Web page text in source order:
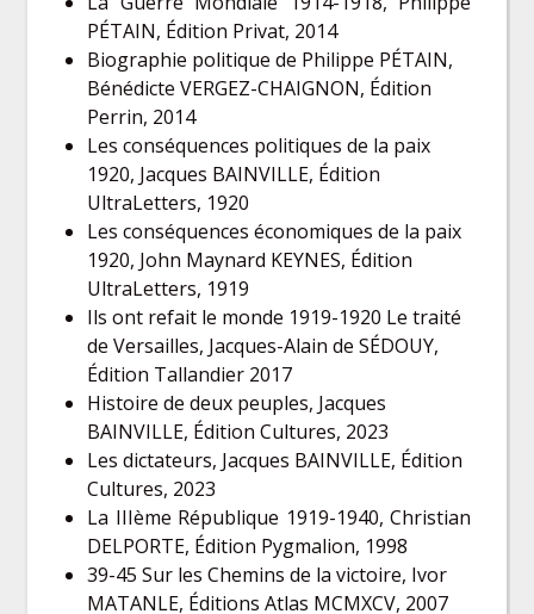
PÉTAIN, Édition Privat, 2014
Biographie politique de Philippe PÉTAIN,
Bénédicte VERGEZ-CHAIGNON, Édition
Perrin, 2014
Les conséquences politiques de la paix
1920, Jacques BAINVILLE, Édition
UltraLetters, 1920
Les conséquences économiques de la paix
1920, John Maynard KEYNES, Édition
UltraLetters, 1919
Ils ont refait le monde 1919-1920 Le traité
de Versailles, Jacques-Alain de SÉDOUY,
Édition Tallandier 2017
Histoire de deux peuples, Jacques
BAINVILLE, Édition Cultures, 2023
Les dictateurs, Jacques BAINVILLE, Édition
Cultures, 2023
La IIIème République 1919-1940, Christian
DELPORTE, Édition Pygmalion, 1998
39-45 Sur les Chemins de la victoire, Ivor
MATANLE, Éditions Atlas MCMXCV, 2007